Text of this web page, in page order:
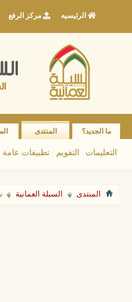
الرئيسيه مركز الرفع
ما الجديد؟ المنتدى
التعليمات التقويم تطبيقات عامة
المنتدى السبلة العمانية